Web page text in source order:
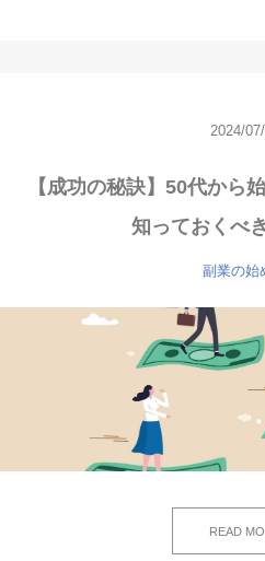
2024/
【成功の秘訣】50代から
知っておくべ
副業の始
READ